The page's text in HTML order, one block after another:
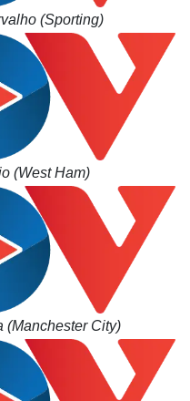
(Sporting)
(West Ham)
(Manchester City)